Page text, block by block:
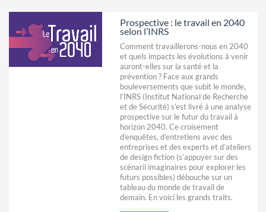
Prospective : le travail en 2040
selon l’INRS
Comment travaillerons-nous en 2040
et quels impacts les évolutions à venir
auront-elles sur la santé et la
prévention ? Face aux grands
bouleversements que subit le monde,
l’INRS (Institut National de Recherche
et de Sécurité) s’est livré à une analyse
prospective sur le futur du travail à
horizon 2040. Ce croisement
d’enquêtes, d’entretiens avec des
entreprises et des experts et d’ateliers
de design fiction (s’appuyer sur des
scénarii imaginaires pour explorer les
futurs possibles) débouche sur un
tableau du monde de travail de
demain. En voici les grands traits.